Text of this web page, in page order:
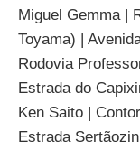
Miguel Gemma |
Toyama) |
Rodovia
Estrada do
Ken Saito |
Estrada